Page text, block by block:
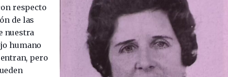
respecto
de las
nuestra
humano
pero